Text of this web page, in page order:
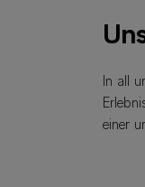
In all
einer